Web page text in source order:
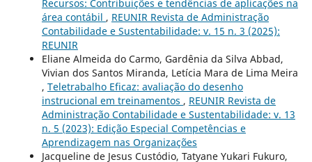
Recursos: Contribuições e tendências de aplicações na
área contábil , REUNIR Revista de Administração
Contabilidade e Sustentabilidade: v. 15 n. 3 (2025):
REUNIR
Eliane Almeida do Carmo, Gardênia da Silva Abbad,
Vivian dos Santos Miranda, Letícia Mara de Lima Meira
, Teletrabalho Eficaz: avaliação do desenho
instrucional em treinamentos , REUNIR Revista de
Administração Contabilidade e Sustentabilidade: v. 13
n. 5 (2023): Edição Especial Competências e
Aprendizagem nas Organizações
Jacqueline de Jesus Custódio, Tatyane Yukari Fukuro,